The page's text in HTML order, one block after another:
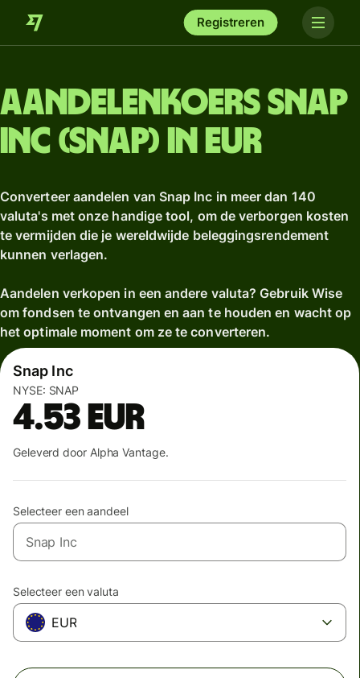
Registreren
Aandelenkoers Snap
Inc (SNAP) in EUR
Converteer aandelen van Snap Inc in meer dan 140
valuta's met onze handige tool, om de verborgen kosten
te vermijden die je wereldwijde beleggingsrendement
kunnen verlagen.
Aandelen verkopen in een andere valuta? Gebruik Wise
om fondsen te ontvangen en aan te houden en wacht op
het optimale moment om ze te converteren.
Snap Inc
NYSE: SNAP
4.53 EUR
Geleverd door Alpha Vantage.
Selecteer een aandeel
Selecteer een valuta
EUR